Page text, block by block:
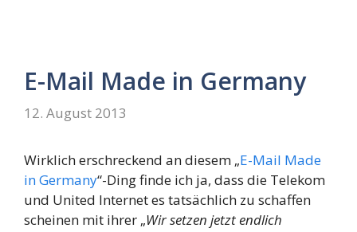
E-Mail Made in Germany
12. August 2013
Wirklich erschreckend an diesem „E-Mail Made
in Germany“-Ding finde ich ja, dass die Telekom
und United Internet es tatsächlich zu schaffen
scheinen mit ihrer „Wir setzen jetzt endlich